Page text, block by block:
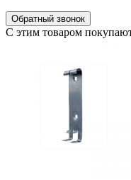
Обратный звонок
С этим товаром